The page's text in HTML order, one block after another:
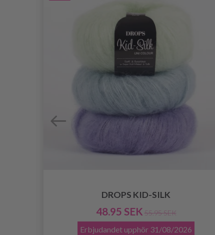
DROPS KID-SILK
48.95 SEK 55.95 SEK
Erbjudandet upphör 31/08/2026